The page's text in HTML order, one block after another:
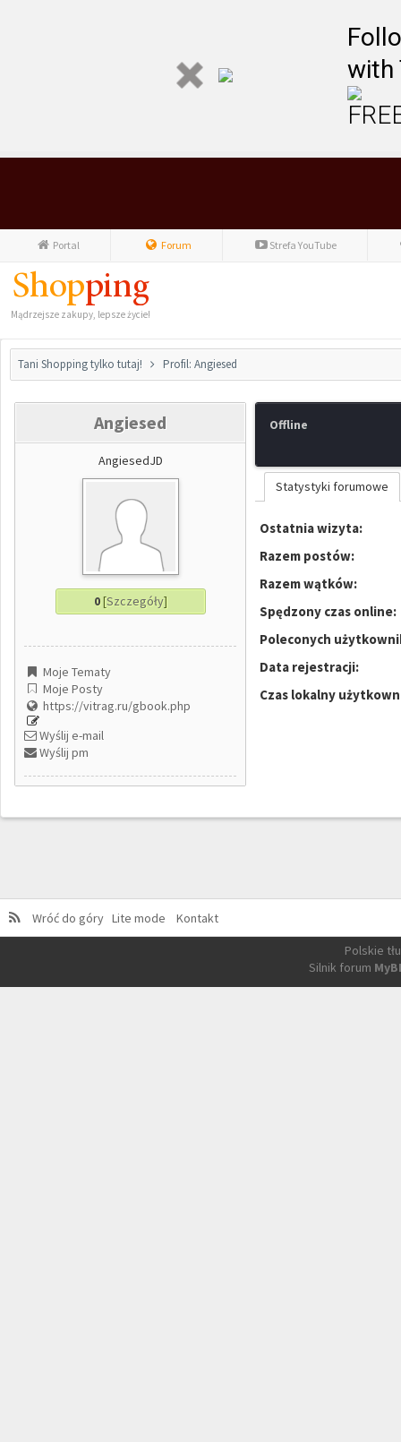
with
Portal Forum Strefa YouTube
Mądrzejsze zakupy, lepsze życie!
Tani Shopping tylko tutaj! Profil: Angiesed
Angiesed
AngiesedJD
0[Szczegóły]
Moje Tematy
Moje Posty
https://vitrag.ru/gbook.php
Wyślij e-mail
Wyślij pm
Offline
Statystyki forumowe
Ostatnia wizyta:
Razem postów:
Razem wątków:
Spędzony czas online:
Poleconych
Data rejestracji:
Czas lokalny
Wróć do góry Lite mode
Kontakt
Polskie
Silnik forum